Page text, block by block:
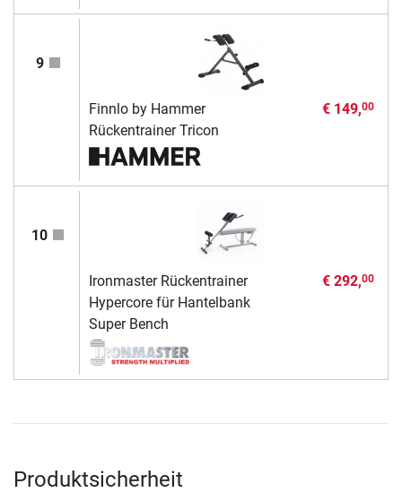
9
Finnlo by Hammer
Rückentrainer Tricon
€ 149,00
10
Ironmaster Rückentrainer
Hypercore für Hantelbank
Super Bench
€ 292,00
Produktsicherheit